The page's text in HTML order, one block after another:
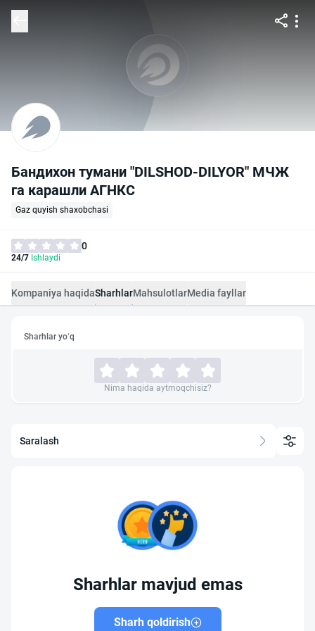
Бандихон тумани "DILSHOD-DILYOR" МЧЖ
га карашли АГНКС
Gaz quyish shaxobchasi
0
24/7 Ishlaydi
Kompaniya haqidaSharhlarMahsulotlarMedia fayllar
Sharhlar yo‘q
Nima haqida aytmoqchisiz?
Saralash
Sharhlar mavjud emas
Sharh qoldirish